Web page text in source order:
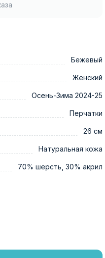
Бежевый
Женский
Осень-Зима 2024-25
Перчатки
26 см
Натуральная кожа
70% шерсть, 30% акрил